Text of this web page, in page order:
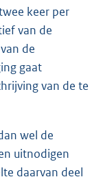
keer per
van de
de
gaat
van de te
wel de
uitnodigen
daarvan deel